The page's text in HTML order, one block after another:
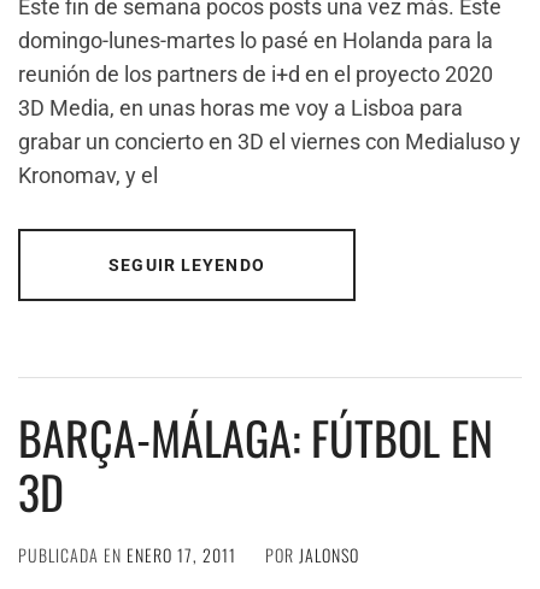
Este fin de semana pocos posts una vez más. Este
domingo-lunes-martes lo pasé en Holanda para la
reunión de los partners de i+d en el proyecto 2020
3D Media, en unas horas me voy a Lisboa para
grabar un concierto en 3D el viernes con Medialuso y
Kronomav, y el
SEGUIR LEYENDO
BARÇA-MÁLAGA: FÚTBOL EN
3D
PUBLICADA EN ENERO 17, 2011 POR JALONSO